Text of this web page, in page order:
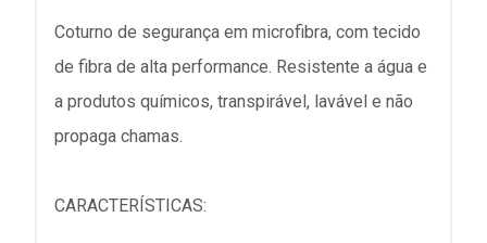
Coturno de segurança em microfibra, com tecido
de fibra de alta performance. Resistente a água e
a produtos químicos, transpirável, lavável e não
propaga chamas.
CARACTERÍSTICAS: